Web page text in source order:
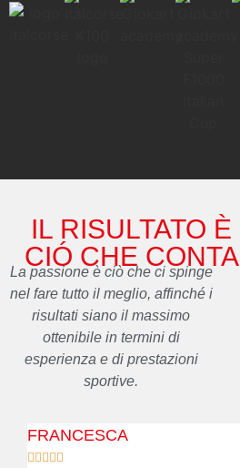
IL RISULTATO È
CIÓ CHE CONTA
La passione è ciò che ci spinge
nel fare tutto il meglio, affinché i
risultati siano il massimo
ottenibile in termini di
esperienza e di prestazioni
sportive.
FRANCESCA
    